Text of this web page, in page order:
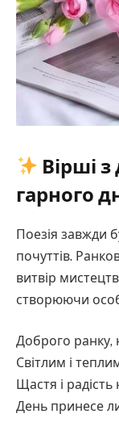
Вірші
гарного
Поезія
почуттів.
витвір
створюючи
Доброго ранку,
Світлим і
Щастя і
День принесе